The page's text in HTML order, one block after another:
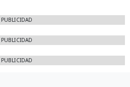
PUBLICIDAD
PUBLICIDAD
PUBLICIDAD